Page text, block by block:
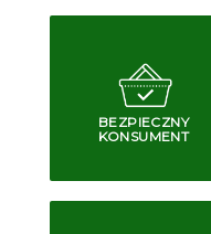
BEZPIECZNY
KONSUMENT